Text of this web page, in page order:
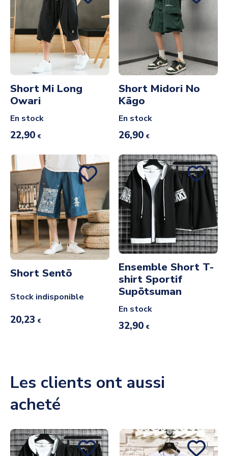
Short Mi Long
Owari
En stock
22,90 €
Short Midori No
Kāgo
En stock
26,90 €
Short Sentō
Stock indisponible
20,23 €
Ensemble Short T-
shirt Sportif
Supōtsuman
En stock
32,90 €
Les clients ont aussi
acheté